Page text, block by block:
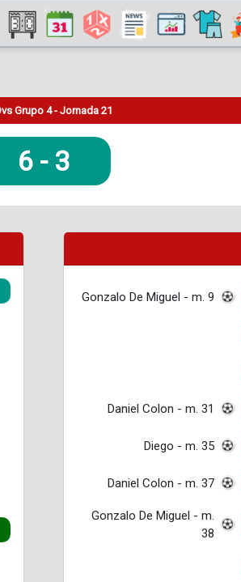
Grupo 4 - Jornada 21
6 - 3
Gonzalo De Miguel - m. 9
Daniel Colon - m. 31
Diego - m. 35
Daniel Colon - m. 37
Gonzalo De Miguel - m.
38